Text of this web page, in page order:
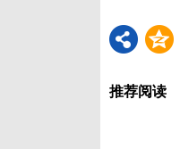
推荐阅读